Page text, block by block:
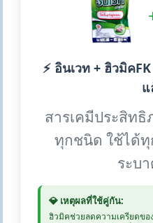
⚡ อินเวท + ฮิวมิค
แ
สารเคมีประสิทธิ
ทุกชนิด ใช้ได้
ระบ
💎 เหตุผลที่ใช้คู่กัน:
ฮิวมิคช่วยลดความเครียดข